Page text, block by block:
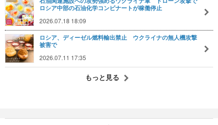
ロシア中部の石油化学コンビナートが稼働停止
2026.07.18 18:09
ロシア、ディーゼル燃料輸出禁止 ウクライナの無人機攻撃
被害で
2026.07.11 17:35
もっと見る